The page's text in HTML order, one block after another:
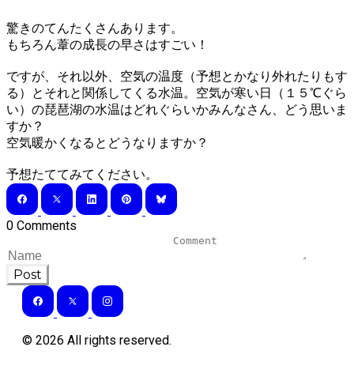
驚きのてんたくさんあります。
もちろん葦の成長の早さはすごい！
ですが、それ以外、空気の温度（予想とかなり外れたりもす
る）とそれと関係してくる水温。空気が寒い日（１５℃ぐら
い）の琵琶湖の水温はどれぐらいかみんなさん、どう思いま
すか？
空気暖かくなるとどうなりますか？
予想たててみてください。
0 Comments
Post
© 2026 All rights reserved.